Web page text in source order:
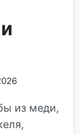
из меди,